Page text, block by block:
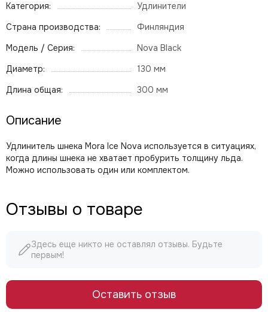
Категория:
Удлинители
Страна производства:
Финляндия
Модель / Серия:
Nova Black
Диаметр:
130 мм
Длина общая:
300 мм
Описание
Удлинитель шнека Mora Ice Nova используется в ситуациях,
когда длины шнека не хватает пробурить толщину льда.
Можно использовать один или комплектом.
Отзывы о товаре
Здесь еще никто не оставлял отзывы. Будьте
первым!
Оставить отзыв